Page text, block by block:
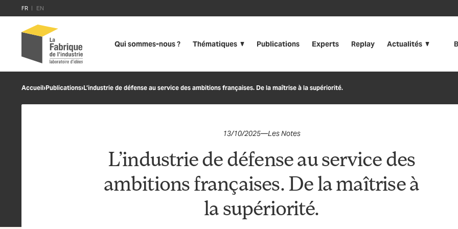
FR
EN
Qui sommes-nous ? Thématiques Publications Experts Replay Actualités
Accueil›Publications›L’industrie de défense au service des ambitions françaises. De la maîtrise à la supériorité.
13/10/2025—Les Notes
L’industrie de défense au service des
ambitions françaises. De la maîtrise à
la supériorité.